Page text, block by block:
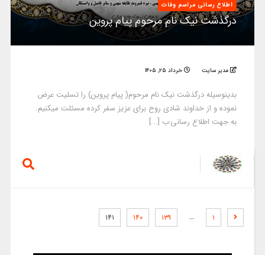
اطلاع رسانی مراسم وفات
درگذشت نیک نام مرحوم پیام پروین
مدیر سایت خرداد ۲۵, ۱۴۰۵
بدینوسیله درگذشت نیک نام مرحوم( پیام پروین) را تسلیت عرض
نموده و از خداوند شادی روح برای عزیز سفر کرده مسئلت میکنیم.
به جهت اطلاع رسانی:ب [...]
۱ … ۱۳۹ ۱۴۰ ۱۴۱